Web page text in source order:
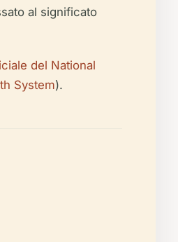
al significato
del National
System).